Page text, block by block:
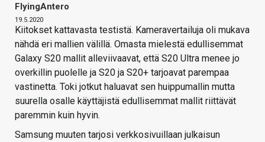
FlyingAntero
19.5.2020
Kiitokset kattavasta testistä. Kameravertailuja oli mukava
nähdä eri mallien välillä. Omasta mielestä edullisemmat
Galaxy S20 mallit alleviivaavat, että S20 Ultra menee jo
overkillin puolelle ja S20 ja S20+ tarjoavat parempaa
vastinetta. Toki jotkut haluavat sen huippumallin mutta
suurella osalle käyttäjistä edullisemmat mallit riittävät
paremmin kuin hyvin.
Samsung muuten tarjosi verkkosivuillaan julkaisun